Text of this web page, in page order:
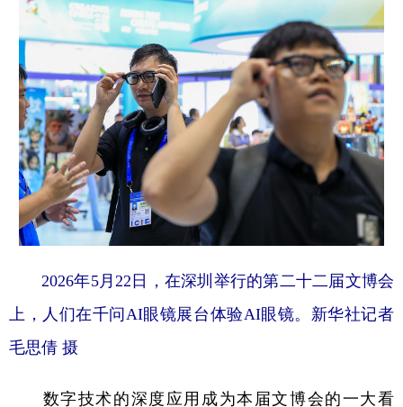
2026年5月22日，在深圳举行的第二十二届文博会
上，人们在千问AI眼镜展台体验AI眼镜。新华社记者
毛思倩 摄
数字技术的深度应用成为本届文博会的一大看